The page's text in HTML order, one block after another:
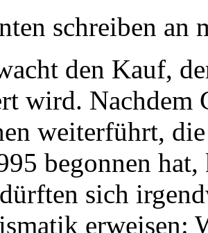
schreiben
den Kauf,
wird. Nachdem
weiterführt,
begonnen
sich
erweisen: